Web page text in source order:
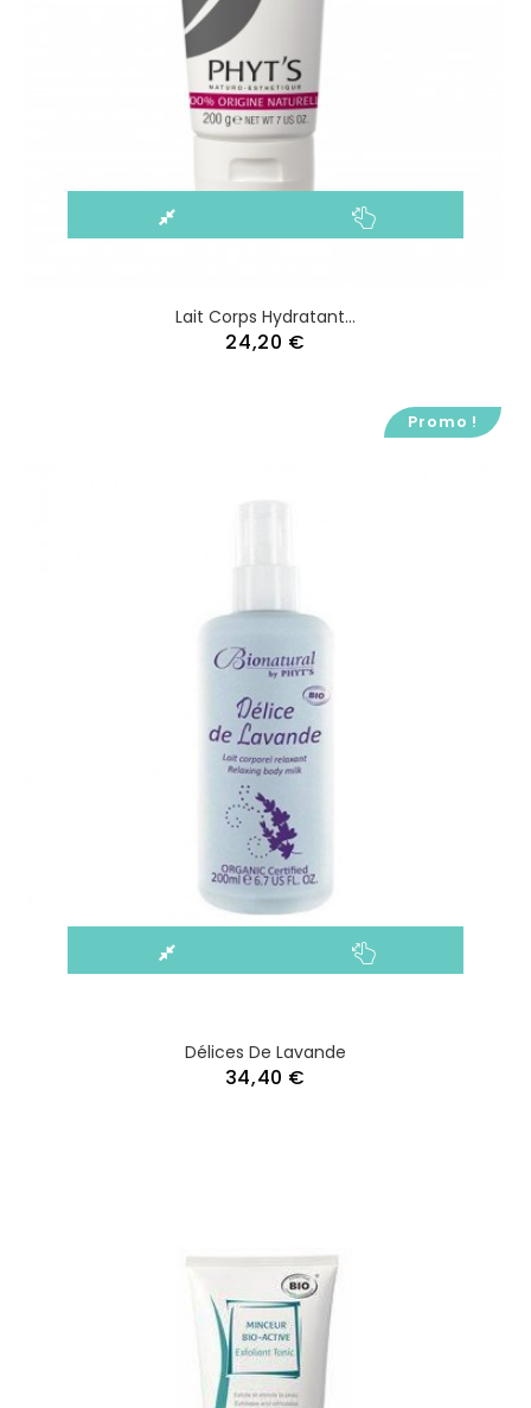
Lait Corps Hydratant...
24,20 €
Promo !
Délices De Lavande
34,40 €